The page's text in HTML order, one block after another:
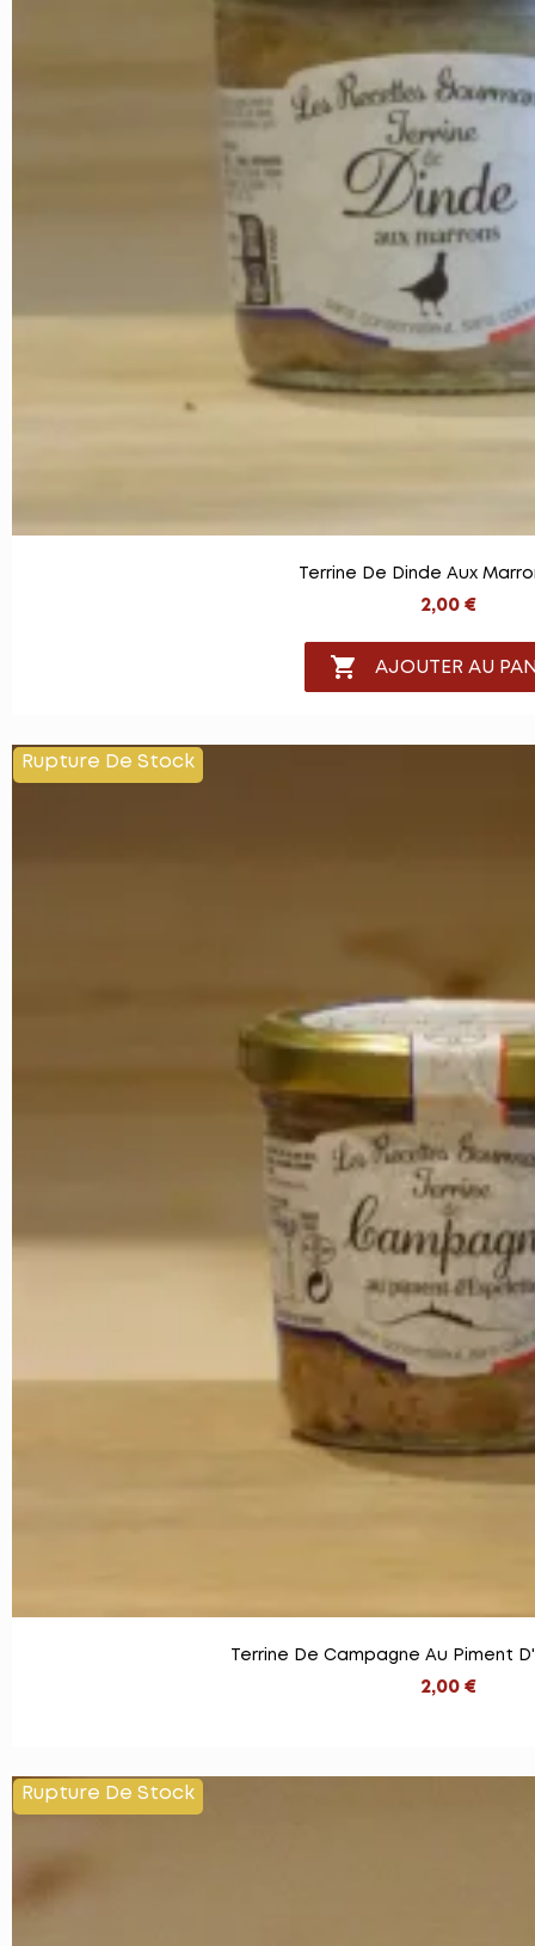
Terrine De Dinde Aux
2,00 €
 AJOUTER AU
Terrine De Campagne Au Piment
2,00 €
Rupture De Stock
Rupture De Stock